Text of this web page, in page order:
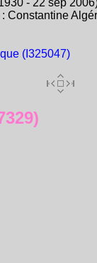
Constantine
(I325047)